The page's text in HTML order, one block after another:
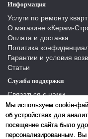
Мы используем cookie-
об устройствах для
посещение сайта было
персонализированным.
Информация
Услуги по ремонту
О магазине «Керам-
Оплата и доставка
Политика
Гарантии и условия
Статьи
Служба поддержки
Связаться с нами
Отзывы
Производители
Карта сайта